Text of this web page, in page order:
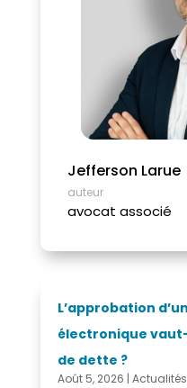
Jefferson Larue
auteur
avocat associé
L’approbation
électronique
de dette ?
Août 5, 2026 | Actualités